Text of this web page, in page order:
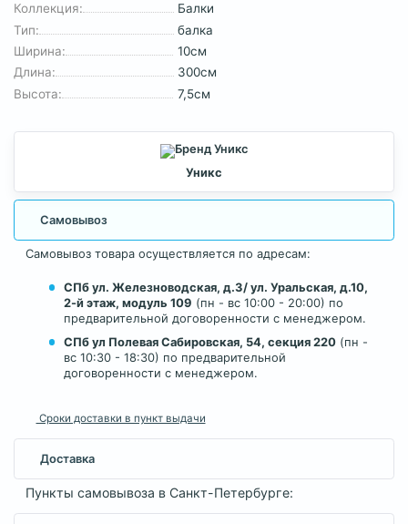
Коллекция:
Балки
Тип:
балка
Ширина:
10см
Длина:
300см
Высота:
7,5см
Уникс
Самовывоз
Самовывоз товара осуществляется по адресам:
СПб ул. Железноводская, д.3/ ул. Уральская, д.10,
2-й этаж, модуль 109 (пн - вс 10:00 - 20:00) по
предварительной договоренности с менеджером.
СПб ул Полевая Сабировская, 54, секция 220 (пн -
вс 10:30 - 18:30) по предварительной
договоренности с менеджером.
Сроки доставки в пункт выдачи
Доставка
Пункты самовывоза в Санкт-Петербурге: